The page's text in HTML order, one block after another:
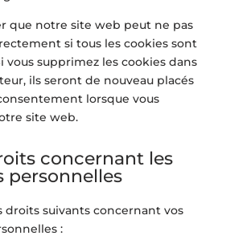
que notre site web peut ne pas
si tous les cookies sont
vous supprimez les cookies dans
ils seront de nouveau placés
lorsque vous
site web.
concernant les
personnelles
droits suivants concernant vos
: